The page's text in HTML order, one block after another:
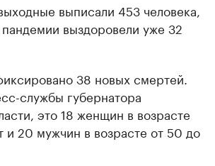
выписали 453 человека,
пандемии выздоровели уже 32
38 новых смертей.
службы губернатора
это 18 женщин в возрасте
и 20 мужчин в возрасте от 50 до